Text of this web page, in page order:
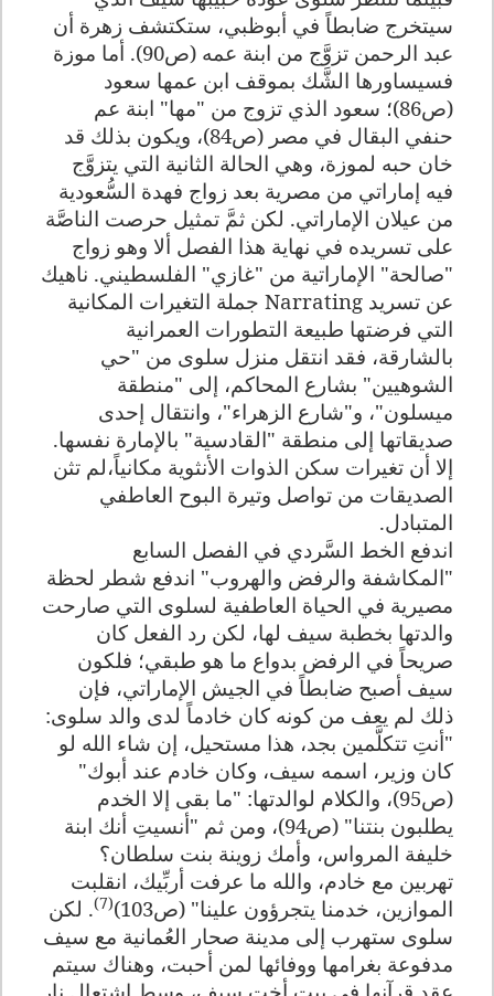
سيتخرج ضابطاً في أبوظبي، ستكتشف زهرة أن
عبد الرحمن تزوَّج من ابنة عمه (ص90). أما موزة
فسيساورها الشَّك بموقف ابن عمها سعود
(ص86)؛ سعود الذي تزوج من "مها" ابنة عم
حنفي البقال في مصر (ص84)، ويكون بذلك قد
خان حبه لموزة، وهي الحالة الثانية التي يتزوَّج
فيه إماراتي من مصرية بعد زواج فهدة السُّعودية
من عيلان الإماراتي. لكن ثمَّ تمثيل حرصت الناصَّة
على تسريده في نهاية هذا الفصل ألا وهو زواج
"صالحة" الإماراتية من "غازي" الفلسطيني. ناهيك
عن تسريد Narrating جملة التغيرات المكانية
التي فرضتها طبيعة التطورات العمرانية
بالشارقة، فقد انتقل منزل سلوى من "حي
الشوهيين" بشارع المحاكم، إلى "منطقة
ميسلون"، و"شارع الزهراء"، وانتقال إحدى
صديقاتها إلى منطقة "القادسية" بالإمارة نفسها.
إلا أن تغيرات سكن الذوات الأنثوية مكانياً،لم تثن
الصديقات من تواصل وتيرة البوح العاطفي
المتبادل.
اندفع الخط السَّردي في الفصل السابع
"المكاشفة والرفض والهروب" اندفع شطر لحظة
مصيرية في الحياة العاطفية لسلوى التي صارحت
والدتها بخطبة سيف لها، لكن رد الفعل كان
صريحاً في الرفض بدواع ما هو طبقي؛ فلكون
سيف أصبح ضابطاً في الجيش الإماراتي، فإن
ذلك لم يعف من كونه كان خادماً لدى والد سلوى:
"أنتِ تتكلَّمين بجد، هذا مستحيل، إن شاء الله لو
كان وزير، اسمه سيف، وكان خادم عند أبوك"
(ص95)، والكلام لوالدتها: "ما بقى إلا الخدم
يطلبون بنتنا" (ص94)، ومن ثم "أنسيتِ أنك ابنة
خليفة المرواس، وأمك زوينة بنت سلطان؟
تهربين مع خادم، والله ما عرفت أربِّيك، انقلبت
الموازين، خدمنا يتجرؤون علينا" (ص103)
(7)
. لكن
سلوى ستهرب إلى مدينة صحار العُمانية مع سيف
مدفوعة بغرامها ووفائها لمن أحبت، وهناك سيتم